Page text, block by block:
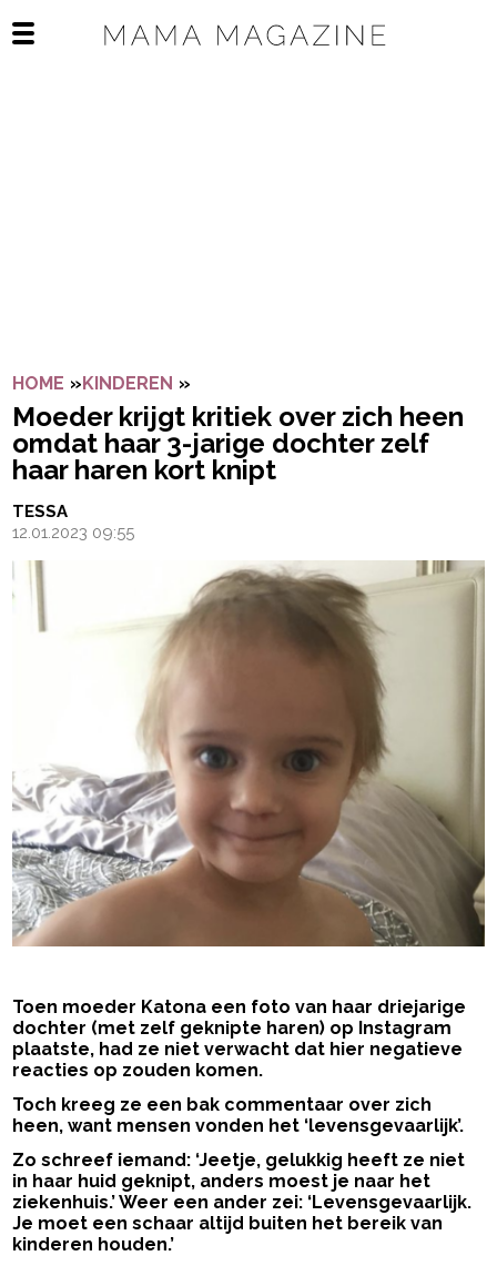
Open het mobiele menu
HOME »KINDEREN »
Moeder krijgt kritiek over zich heen
omdat haar 3-jarige dochter zelf
haar haren kort knipt
TESSA
12.01.2023 09:55
Toen moeder Katona een foto van haar driejarige
dochter (met zelf geknipte haren) op Instagram
plaatste, had ze niet verwacht dat hier negatieve
reacties op zouden komen.
Toch kreeg ze een bak commentaar over zich
heen, want mensen vonden het ‘levensgevaarlijk’.
Zo schreef iemand: ‘Jeetje, gelukkig heeft ze niet
in haar huid geknipt, anders moest je naar het
ziekenhuis.’ Weer een ander zei: ‘Levensgevaarlijk.
Je moet een schaar altijd buiten het bereik van
kinderen houden.’